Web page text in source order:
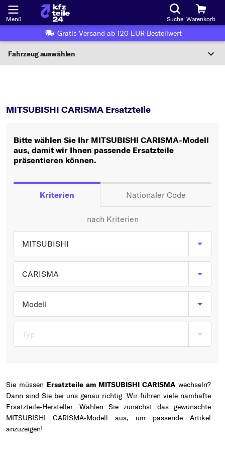
Menü Suche Warenkorb
Gratis Versand ab 120 EUR Bestellwert
Fahrzeug auswählen
Wo finde ich die?
Oder
Oder Fahrzeugauswahl nach Kriterien:
Hersteller wählen
Typ wählen
MITSUBISHI CARISMA Ersatzteile
Bitte wählen Sie Ihr MITSUBISHI CARISMA-Modell
aus, damit wir Ihnen passende Ersatzteile
präsentieren können.
Kriterien Nationaler Code
nach Kriterien
MITSUBISHI
CARISMA
Modell
Typ
Sie müssen Ersatzteile am MITSUBISHI CARISMA wechseln?
Dann sind Sie bei uns genau richtig. Wir führen viele namhafte
Ersatzteile-Hersteller. Wählen Sie zunächst das gewünschte
MITSUBISHI CARISMA-Modell aus, um passende Artikel
anzuzeigen!